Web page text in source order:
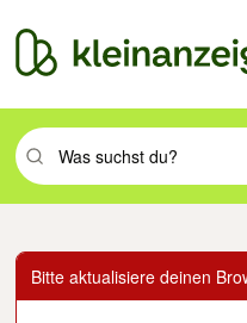
Suchbegriff eingeben.
Bitte aktualisiere deinen